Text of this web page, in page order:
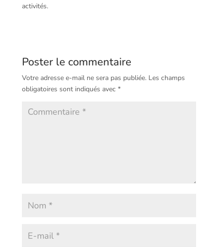
activités.
Poster le commentaire
Votre adresse e-mail ne sera pas publiée. Les champs
obligatoires sont indiqués avec *